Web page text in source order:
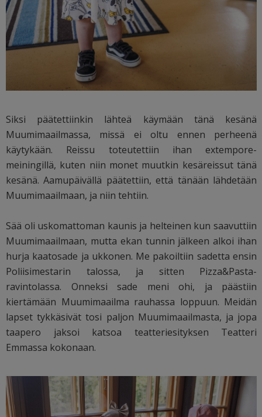
Siksi päätettiinkin lähteä käymään tänä kesänä
Muumimaailmassa, missä ei oltu ennen perheenä
käytykään. Reissu toteutettiin ihan extempore-
meiningillä, kuten niin monet muutkin kesäreissut tänä
kesänä. Aamupäivällä päätettiin, että tänään lähdetään
Muumimaailmaan, ja niin tehtiin.
Sää oli uskomattoman kaunis ja helteinen kun saavuttiin
Muumimaailmaan, mutta ekan tunnin jälkeen alkoi ihan
hurja kaatosade ja ukkonen. Me pakoiltiin sadetta ensin
Poliisimestarin talossa, ja sitten Pizza&Pasta-
ravintolassa. Onneksi sade meni ohi, ja päästiin
kiertämään Muumimaailma rauhassa loppuun. Meidän
lapset tykkäsivät tosi paljon Muumimaailmasta, ja jopa
taapero jaksoi katsoa teatteriesityksen Teatteri
Emmassa kokonaan.